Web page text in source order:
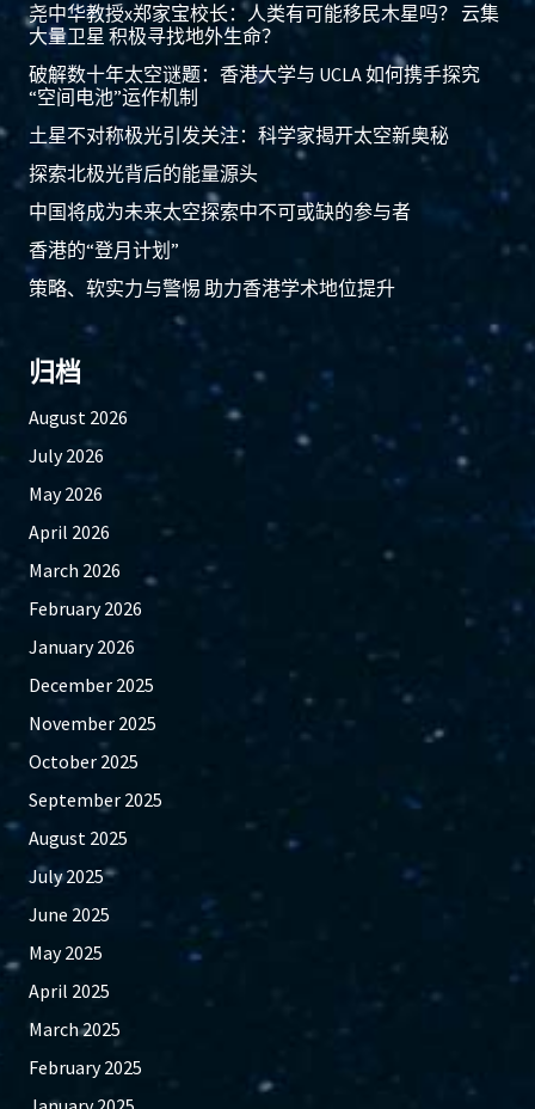
尧中华教授x郑家宝校长：人类有可能移民木星吗？ 云集
大量卫星 积极寻找地外生命？
破解数十年太空谜题：香港大学与 UCLA 如何携手探究
“空间电池”运作机制
土星不对称极光引发关注：科学家揭开太空新奥秘
探索北极光背后的能量源头
中国将成为未来太空探索中不可或缺的参与者
香港的“登月计划”
策略、软实力与警惕 助力香港学术地位提升
归档
August 2026
July 2026
May 2026
April 2026
March 2026
February 2026
January 2026
December 2025
November 2025
October 2025
September 2025
August 2025
July 2025
June 2025
May 2025
April 2025
March 2025
February 2025